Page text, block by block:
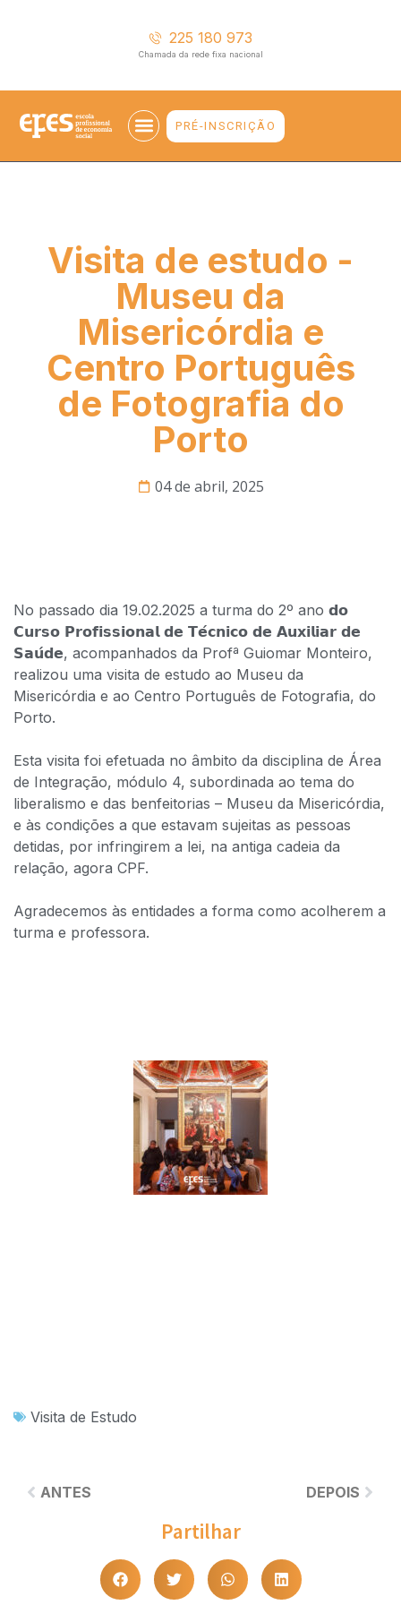
225 180 973
Chamada da rede fixa nacional
PRÉ-INSCRIÇÃO
Visita de estudo -
Museu da
Misericórdia e
Centro Português
de Fotografia do
Porto
04 de abril, 2025
No passado dia 19.02.2025 a turma do 2º ano 𝗱𝗼
𝗖𝘂𝗿𝘀𝗼 𝗣𝗿𝗼𝗳𝗶𝘀𝘀𝗶𝗼𝗻𝗮𝗹 𝗱𝗲 𝗧𝗲́𝗰𝗻𝗶𝗰𝗼 𝗱𝗲 𝗔𝘂𝘅𝗶𝗹𝗶𝗮𝗿 𝗱𝗲
𝗦𝗮𝘂́𝗱𝗲, acompanhados da Profª Guiomar Monteiro,
realizou uma visita de estudo ao Museu da
Misericórdia e ao Centro Português de Fotografia, do
Porto.​
Esta visita foi efetuada no âmbito da disciplina de Área
de Integração, módulo 4, subordinada ao tema do
liberalismo e das benfeitorias – Museu da Misericórdia,
e às condições a que estavam sujeitas as pessoas
detidas, por infringirem a lei, na antiga cadeia da
relação, agora CPF. ​
Agradecemos às entidades a forma como acolherem a
turma e professora.​
Visita de Estudo
ANTES DEPOIS
Partilhar